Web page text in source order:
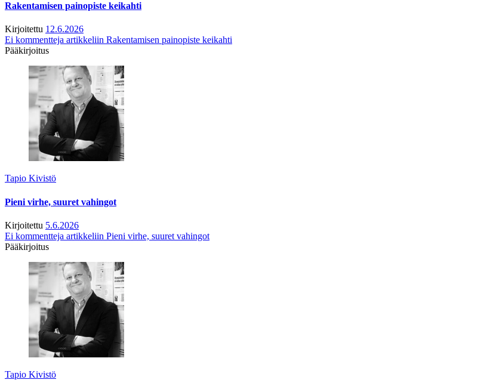
Rakentamisen painopiste keikahti
Kirjoitettu 12.6.2026
Ei kommentteja artikkeliin Rakentamisen painopiste keikahti
Pääkirjoitus
Tapio Kivistö
Pieni virhe, suuret vahingot
Kirjoitettu 5.6.2026
Ei kommentteja artikkeliin Pieni virhe, suuret vahingot
Pääkirjoitus
Tapio Kivistö